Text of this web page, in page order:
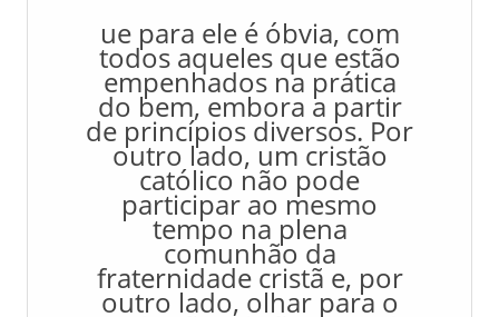
ue para ele é óbvia, com
todos aqueles que estão
empenhados na prática
do bem, embora a partir
de princípios diversos. Por
outro lado, um cristão
católico não pode
participar ao mesmo
tempo na plena
comunhão da
fraternidade cristã e, por
outro lado, olhar para o